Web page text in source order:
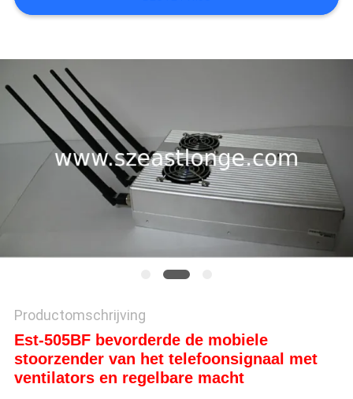
PRIVACY
POLICY
Productomschrijving
Est-505BF bevorderde de mobiele
stoorzender van het telefoonsignaal met
ventilators en regelbare macht